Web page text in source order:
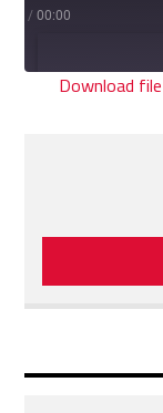
00:00
/
Download file